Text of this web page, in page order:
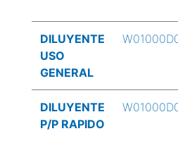
DILUYENTE
USO
GENERAL
DILUYENTE
P/P RAPIDO